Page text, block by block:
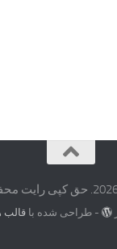
- طراحی شده باقالب